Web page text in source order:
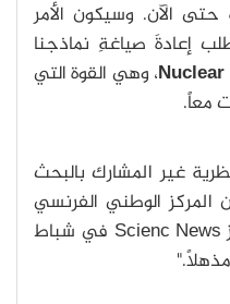
حتى الآن. وسيكون الأمر
إعادةَ صياغةِ نماذجنا
، وهي القوة التي
معاً.
غير المشارك بالبحث
المركز الوطني الفرنسي
للبحث العلمي إلى ساينس نيوز Scienc News في شباط